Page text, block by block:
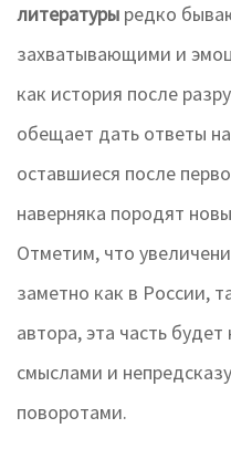
литературы редко
захватывающими и
как история после
обещает дать ответы
оставшиеся после
наверняка породят
Отметим, что
заметно как в России,
автора, эта часть
смыслами и
поворотами.